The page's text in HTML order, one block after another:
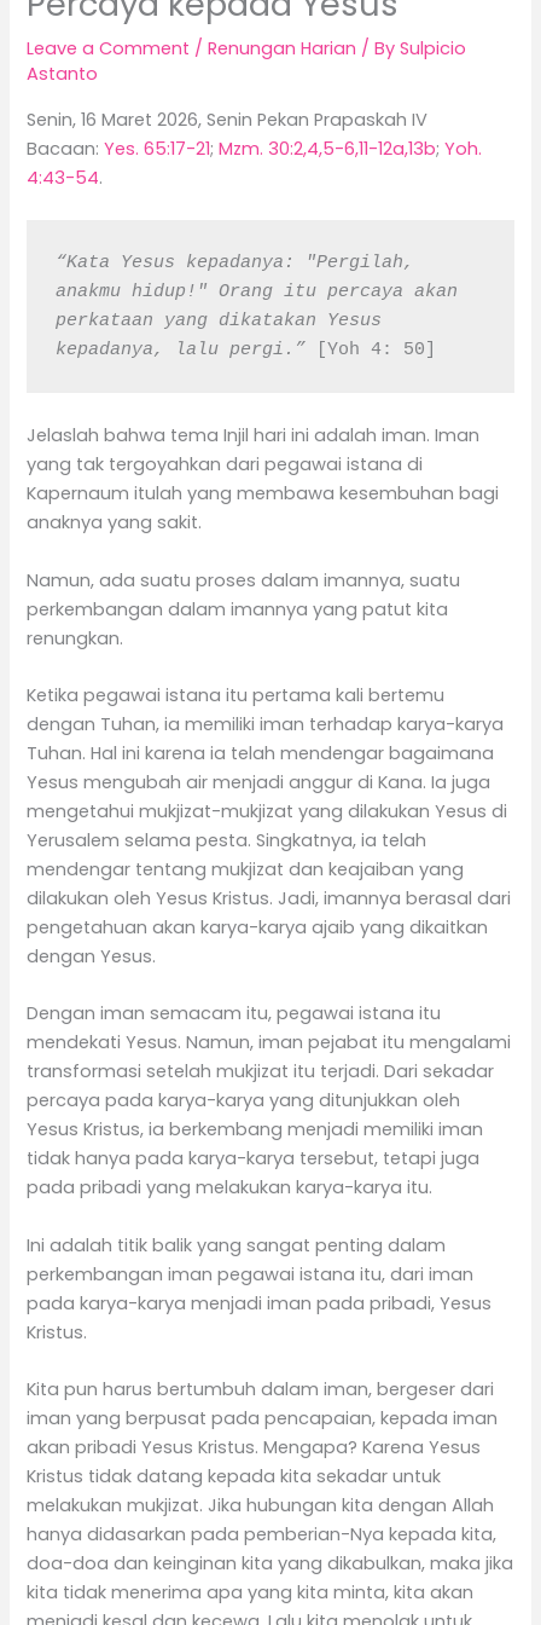
Leave a Comment /Renungan Harian / BySulpicio
Astanto
Senin, 16 Maret 2026, Senin Pekan Prapaskah IV
Bacaan:Yes. 65:17-21;Mzm. 30:2,4,5-6,11-12a,13b;Yoh.
4:43-54.
“Kata Yesus kepadanya: "Pergilah,
anakmu hidup!" Orang itu percaya akan
perkataan yang dikatakan Yesus
kepadanya, lalu pergi.” [Yoh 4: 50]
Jelaslah bahwa tema Injil hari ini adalah iman. Iman
yang tak tergoyahkan dari pegawai istana di
Kapernaum itulah yang membawa kesembuhan bagi
anaknya yang sakit.
Namun, ada suatu proses dalam imannya, suatu
perkembangan dalam imannya yang patut kita
renungkan.
Ketika pegawai istana itu pertama kali bertemu
dengan Tuhan, ia memiliki iman terhadap karya-karya
Tuhan. Hal ini karena ia telah mendengar bagaimana
Yesus mengubah air menjadi anggur di Kana. Ia juga
mengetahui mukjizat-mukjizat yang dilakukan Yesus di
Yerusalem selama pesta. Singkatnya, ia telah
mendengar tentang mukjizat dan keajaiban yang
dilakukan oleh Yesus Kristus. Jadi, imannya berasal dari
pengetahuan akan karya-karya ajaib yang dikaitkan
dengan Yesus.
Dengan iman semacam itu, pegawai istana itu
mendekati Yesus. Namun, iman pejabat itu mengalami
transformasi setelah mukjizat itu terjadi. Dari sekadar
percaya pada karya-karya yang ditunjukkan oleh
Yesus Kristus, ia berkembang menjadi memiliki iman
tidak hanya pada karya-karya tersebut, tetapi juga
pada pribadi yang melakukan karya-karya itu.
Ini adalah titik balik yang sangat penting dalam
perkembangan iman pegawai istana itu, dari iman
pada karya-karya menjadi iman pada pribadi, Yesus
Kristus.
Kita pun harus bertumbuh dalam iman, bergeser dari
iman yang berpusat pada pencapaian, kepada iman
akan pribadi Yesus Kristus. Mengapa? Karena Yesus
Kristus tidak datang kepada kita sekadar untuk
melakukan mukjizat. Jika hubungan kita dengan Allah
hanya didasarkan pada pemberian-Nya kepada kita,
doa-doa dan keinginan kita yang dikabulkan, maka jika
kita tidak menerima apa yang kita minta, kita akan